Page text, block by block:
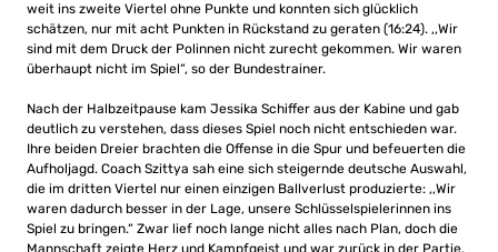
weit ins zweite Viertel ohne Punkte und konnten sich glücklich
schätzen, nur mit acht Punkten in Rückstand zu geraten (16:24). ,,Wir
sind mit dem Druck der Polinnen nicht zurecht gekommen. Wir waren
überhaupt nicht im Spiel“, so der Bundestrainer.
Nach der Halbzeitpause kam Jessika Schiffer aus der Kabine und gab
deutlich zu verstehen, dass dieses Spiel noch nicht entschieden war.
Ihre beiden Dreier brachten die Offense in die Spur und befeuerten die
Aufholjagd. Coach Szittya sah eine sich steigernde deutsche Auswahl,
die im dritten Viertel nur einen einzigen Ballverlust produzierte: ,,Wir
waren dadurch besser in der Lage, unsere Schlüsselspielerinnen ins
Spiel zu bringen.“ Zwar lief noch lange nicht alles nach Plan, doch die
Mannschaft zeigte Herz und Kampfgeist und war zurück in der Partie.